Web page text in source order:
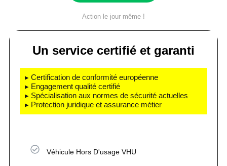
Action le jour même !
Un service certifié et garanti
▸ Certification de conformité européenne
▸ Engagement qualité certifié
▸ Spécialisation aux normes de sécurité actuelles
▸ Protection juridique et assurance métier
Véhicule Hors D'usage VHU